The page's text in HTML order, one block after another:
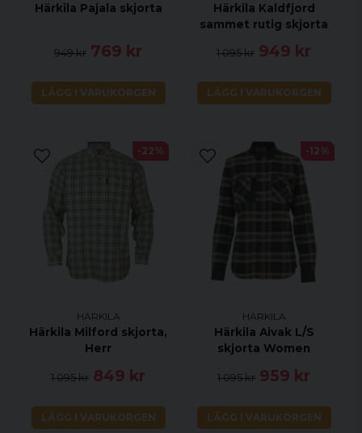
Härkila Pajala skjorta
949 kr 769 kr
LÄGG I VARUKORGEN
Härkila Kaldfjord
sammet rutig skjorta
1 095 kr 949 kr
LÄGG I VARUKORGEN
HÄRKILA
Härkila Milford skjorta,
Herr
1 095 kr 849 kr
LÄGG I VARUKORGEN
-22%
HÄRKILA
Härkila Aivak L/S
skjorta Women
1 095 kr 959 kr
LÄGG I VARUKORGEN
-12%